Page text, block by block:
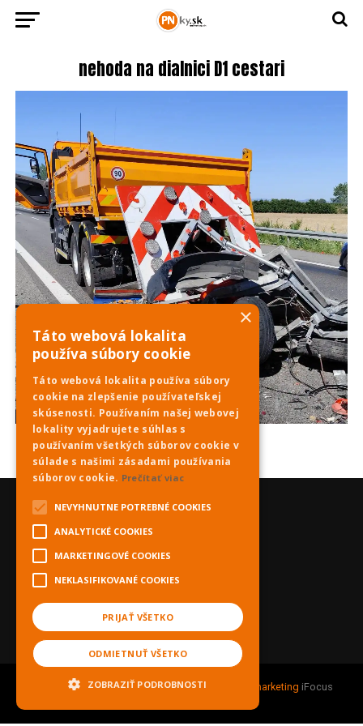
nehoda na dialnici D1 cestari
Copyright © 2021 PNky.sk |Webdesign Online marketing iFocus
×
Táto webová lokalita
používa súbory cookie
Táto webová lokalita používa súbory
cookie na zlepšenie používateľskej
skúsenosti. Používaním našej webovej
lokality vyjadrujete súhlas s
používaním všetkých súborov cookie v
súlade s našimi zásadami používania
súborov cookie. Prečítať viac
NEVYHNUTNE POTREBNÉ COOKIES
ANALYTICKÉ COOKIES
MARKETINGOVÉ COOKIES
NEKLASIFIKOVANÉ COOKIES
PRIJAŤ VŠETKO
ODMIETNUŤ VŠETKO
ZOBRAZIŤ PODROBNOSTI